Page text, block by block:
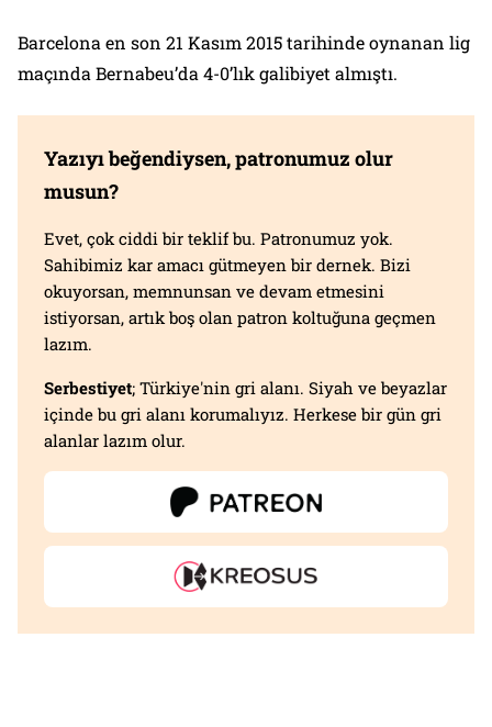
Barcelona en son 21 Kasım 2015 tarihinde oynanan lig
maçında Bernabeu’da 4-0’lık galibiyet almıştı.
Yazıyı beğendiysen, patronumuz olur
musun?
Evet, çok ciddi bir teklif bu. Patronumuz yok.
Sahibimiz kar amacı gütmeyen bir dernek. Bizi
okuyorsan, memnunsan ve devam etmesini
istiyorsan, artık boş olan patron koltuğuna geçmen
lazım.
Serbestiyet; Türkiye'nin gri alanı. Siyah ve beyazlar
içinde bu gri alanı korumalıyız. Herkese bir gün gri
alanlar lazım olur.